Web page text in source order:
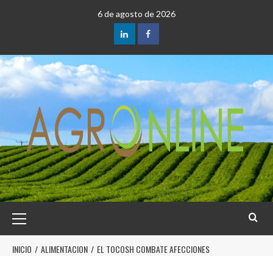
6 de agosto de 2026
INICIO ALIMENTACION
EL TOCOSH COMBATE AFECCIONES